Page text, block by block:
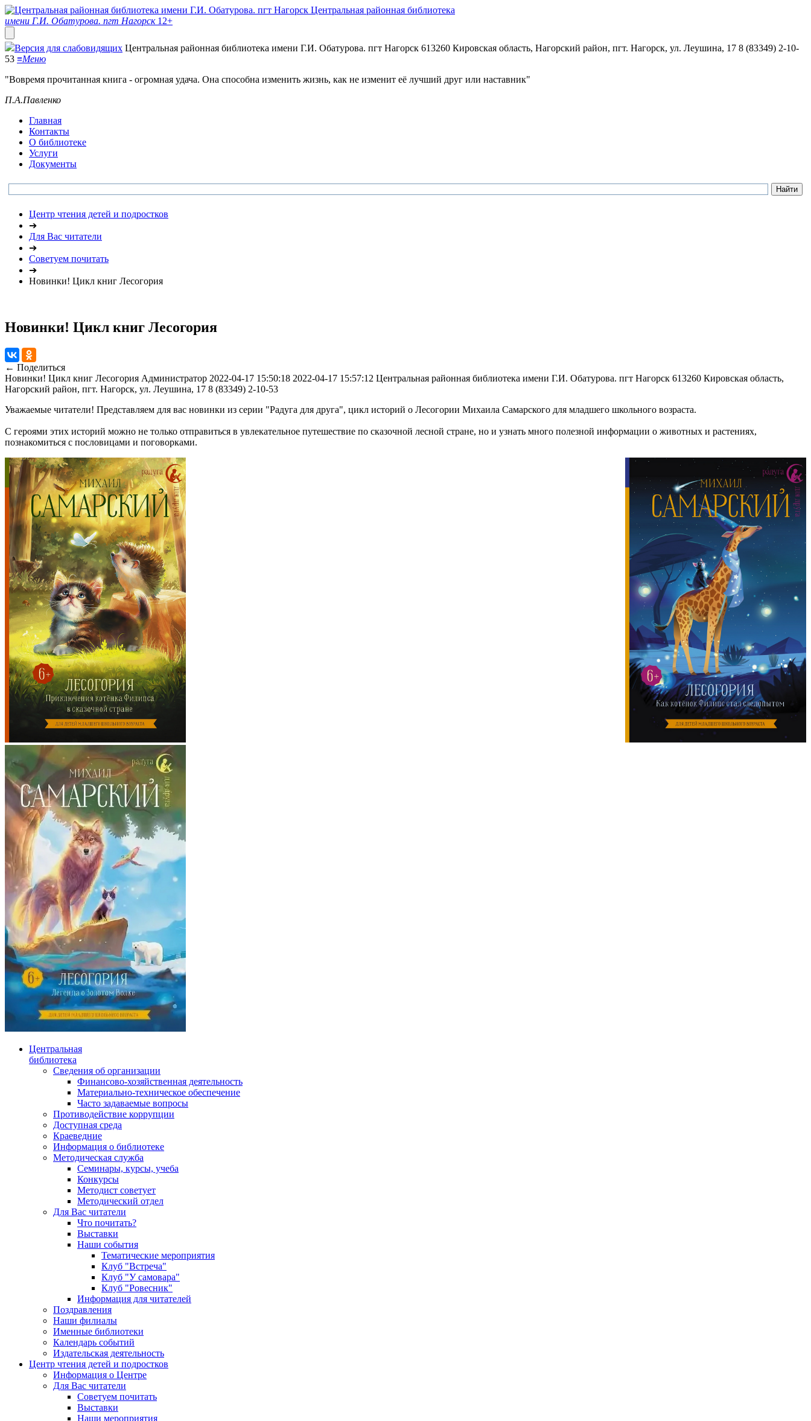
Центральная районная библиотека
имени Г.И. Обатурова. пгт Нагорск 12+
Версия для слабовидящих Центральная районная библиотека имени Г.И. Обатурова. пгт Нагорск 613260 Кировская область, Нагорский район, пгт. Нагорск, ул. Леушина, 17 8 (83349) 2-10-
53 ≡Меню
"Вовремя прочитанная книга - огромная удача. Она способна изменить жизнь, как не изменит её лучший друг или наставник"
П.А.Павленко
Главная
Контакты
О библиотеке
Услуги
Документы
Центр чтения детей и подростков
➔
Для Вас читатели
➔
Советуем почитать
➔
Новинки! Цикл книг Лесогория
Новинки! Цикл книг Лесогория
← Поделиться
Новинки! Цикл книг Лесогория Администратор 2022-04-17 15:50:18 2022-04-17 15:57:12 Центральная районная библиотека имени Г.И. Обатурова. пгт Нагорск 613260 Кировская область,
Нагорский район, пгт. Нагорск, ул. Леушина, 17 8 (83349) 2-10-53
Уважаемые читатели! Представляем для вас новинки из серии "Радуга для друга", цикл историй о Лесогории Михаила Самарского для младшего школьного возраста.
С героями этих историй можно не только отправиться в увлекательное путешествие по сказочной лесной стране, но и узнать много полезной информации о животных и растениях,
познакомиться с пословицами и поговорками.
Центральная
библиотека
Сведения об организации
Финансово-хозяйственная деятельность
Материально-техническое обеспечение
Часто задаваемые вопросы
Противодействие коррупции
Доступная среда
Краеведние
Информация о библиотеке
Методическая служба
Семинары, курсы, учеба
Конкурсы
Методист советует
Методический отдел
Для Вас читатели
Что почитать?
Выставки
Наши события
Тематические мероприятия
Клуб "Встреча"
Клуб "У самовара"
Клуб "Ровесник"
Информация для читателей
Поздравления
Наши филиалы
Именные библиотеки
Календарь событий
Издательская деятельность
Центр чтения детей и подростков
Информация о Центре
Для Вас читатели
Советуем почитать
Выставки
Наши мероприятия